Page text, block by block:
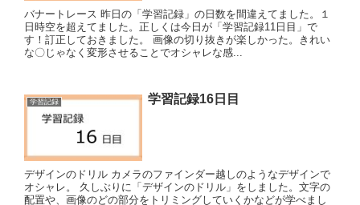
バナートレース 昨日の「学習記録」の日数を間違えてました。１
日時空を超えてました。正しくは今日が「学習記録11日目」で
す！訂正しておきました。 画像の切り抜きが楽しかった。きれい
な〇じゃなく変形させることでオシャレな感...
学習記録 学習記録16日目
デザインのドリル カメラのファインダー越しのようなデザインで
オシャレ。 久しぶりに「デザインのドリル」をしました。文字の
配置や、画像のどの部分をトリミングしていくかなどが学べまし